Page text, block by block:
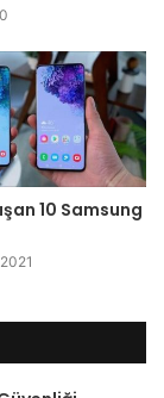
10 Samsung